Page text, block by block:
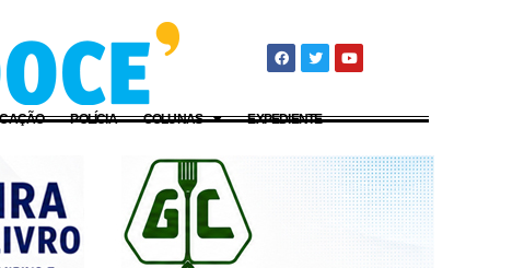
POLÍCIA COLUNAS EXPEDIENTE